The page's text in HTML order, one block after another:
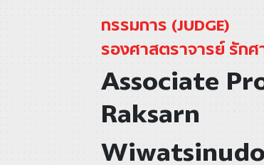
กรรมการ (JUDGE)
รองศาสตราจารย์ รัก
Associate
Raksarn